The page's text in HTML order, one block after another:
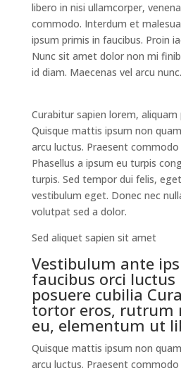
libero in nisi ullamcorper,
commodo. Interdum et
ipsum primis in faucibus. Proin
Nunc sit amet dolor non mi
id diam. Maecenas vel arcu nunc.
Curabitur sapien lorem, aliquam
Quisque mattis ipsum non
arcu luctus. Praesent commodo
Phasellus a ipsum eu turpis
turpis. Sed tempor dui felis,
vestibulum eget. Donec nec
volutpat sed a dolor.
Sed aliquet sapien sit amet
Vestibulum ante
faucibus orci luctus
posuere cubilia
tortor eros, rutrum
eu, elementum ut
Quisque mattis ipsum non
arcu luctus. Praesent commodo